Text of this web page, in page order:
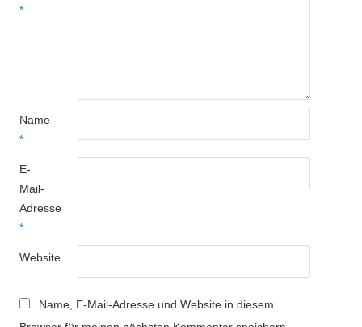
*
Name
*
E-
Mail-
Adresse
*
Website
Name, E-Mail-Adresse und Website in diesem